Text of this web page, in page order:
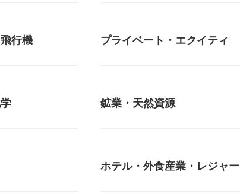
行機 プライベート・エクイティ
鉱業・天然資源
ホテル・外食産業・レジャー